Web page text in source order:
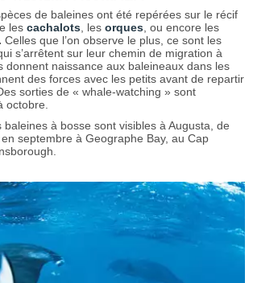
de baleines ont été repérées sur le récif
les cachalots , les orques , ou encore les
Celles que l’on observe le plus, ce sont les
s’arrêtent sur leur chemin de migration à
donnent naissance aux baleineaux dans les
des forces avec les petits avant de repartir
sorties de « whale-watching » sont
octobre.
à bosse sont visibles à Augusta, de
septembre à Geographe Bay, au Cap